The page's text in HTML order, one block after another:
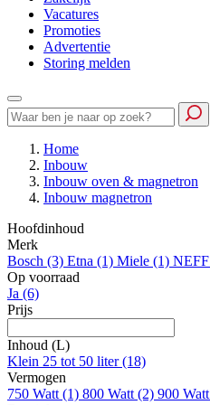
Vacatures
Promoties
Advertentie
Storing melden
Home
Inbouw
Inbouw oven & magnetron
Inbouw magnetron
Hoofdinhoud
Merk
Bosch (3) Etna (1) Miele (1) NEFF
Op voorraad
Ja (6)
Prijs
Inhoud (L)
Klein 25 tot 50 liter(18)
Vermogen
750 Watt (1) 800 Watt (2) 900 Watt